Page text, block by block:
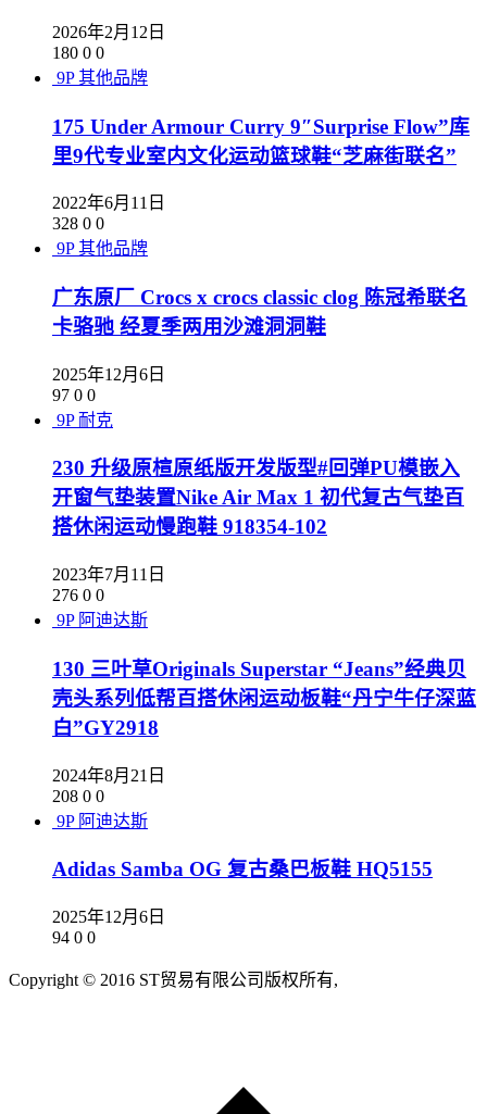
2026年2月12日
180 0 0
9P 其他品牌
175 Under Armour Curry 9″Surprise Flow”库
里9代专业室内文化运动篮球鞋“芝麻街联名”
2022年6月11日
328 0 0
9P 其他品牌
广东原厂 Crocs x crocs classic clog 陈冠希联名
卡骆驰 经夏季两用沙滩洞洞鞋
2025年12月6日
97 0 0
9P 耐克
230 升级原楦原纸版开发版型#回弹PU模嵌入
开窗气垫装置Nike Air Max 1 初代复古气垫百
搭休闲运动慢跑鞋 918354-102
2023年7月11日
276 0 0
9P 阿迪达斯
130 三叶草Originals Superstar “Jeans”经典贝
壳头系列低帮百搭休闲运动板鞋“丹宁牛仔深蓝
白”GY2918
2024年8月21日
208 0 0
9P 阿迪达斯
Adidas Samba OG 复古桑巴板鞋 HQ5155
2025年12月6日
94 0 0
Copyright © 2016 ST贸易有限公司版权所有,